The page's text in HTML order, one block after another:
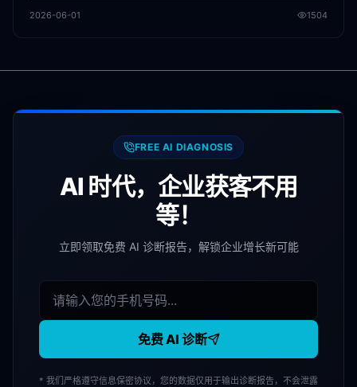
2026-06-01 1504
FREE AI DIAGNOSIS
AI 时代，企业获客不用
等！
立即领取免费 AI 诊断报告，解锁企业增长新可能
免费 AI 诊断
* 我们严格遵守信息保密协议，您的数据仅用于输出诊断报告，不会泄露